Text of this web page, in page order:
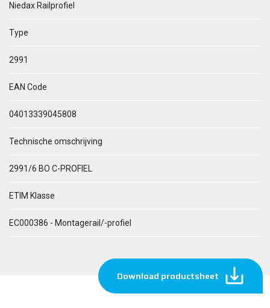
Niedax Railprofiel
Type
2991
EAN Code
04013339045808
Technische omschrijving
2991/6 BO C-PROFIEL
ETIM Klasse
EC000386 - Montagerail/-profiel
Download productsheet